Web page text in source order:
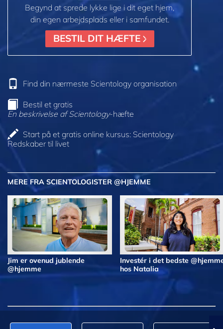
Begynd at sprede lykke lige i dit eget hjem,
din egen arbejdsplads eller i samfundet.
BESTIL DIT HÆFTE
Find din nærmeste Scientology organisation
Bestil et gratis
En beskrivelse af Scientology-hæfte
Start på et gratis online kursus: Scientology
Redskaber til livet
MERE FRA SCIENTOLOGISTER @HJEMME
Jim er ovenud jublende
@hjemme
Investér i det bedste
hos Natalia